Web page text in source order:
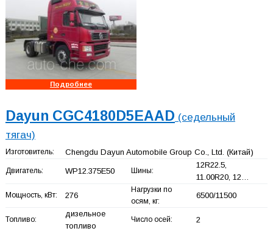
Подробнее
Dayun CGC4180D5EAAD (седельный
тягач)
Изготовитель: Chengdu Dayun Automobile Group Co., Ltd. (Китай)
Двигатель: WP12.375E50 Шины:
12R22.5,
11.00R20, 12…
Мощность, кВт: 276
Нагрузки по
осям, кг:
6500/11500
Топливо:
дизельное
топливо
Число осей: 2